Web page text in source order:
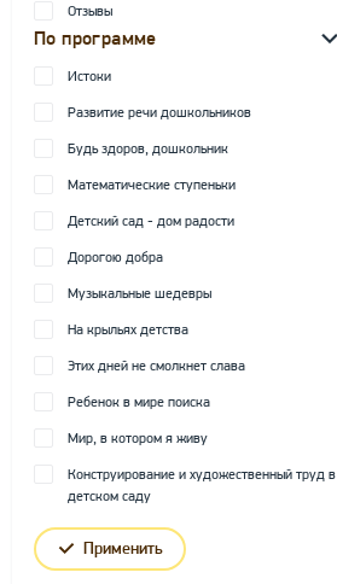
Отзывы
По программе
Истоки
Развитие речи дошкольников
Будь здоров, дошкольник
Математические ступеньки
Детский сад - дом радости
Дорогою добра
Музыкальные шедевры
На крыльях детства
Этих дней не смолкнет слава
Ребенок в мире поиска
Мир, в котором я живу
Конструирование и художественный труд в
детском саду
Применить